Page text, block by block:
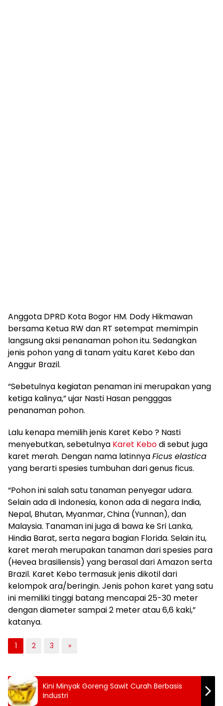
Anggota DPRD Kota Bogor HM. Dody Hikmawan
bersama Ketua RW dan RT setempat memimpin
langsung aksi penanaman pohon itu. Sedangkan
jenis pohon yang di tanam yaitu Karet Kebo dan
Anggur Brazil.
“Sebetulnya kegiatan penaman ini merupakan yang
ketiga kalinya,” ujar Nasti Hasan pengggas
penanaman pohon.
Lalu kenapa memilih jenis Karet Kebo ? Nasti
menyebutkan, sebetulnya Karet Kebodi sebut juga
karet merah. Dengan nama latinnyaFicus elastica
yang berarti spesies tumbuhan dari genus ficus.
“Pohon ini salah satu tanaman penyegar udara.
Selain ada di Indonesia, konon ada di negara India,
Nepal, Bhutan, Myanmar, China (Yunnan), dan
Malaysia. Tanaman ini juga di bawa ke Sri Lanka,
Hindia Barat, serta negara bagian Florida. Selain itu,
karet merah merupakan tanaman dari spesies para
(Hevea brasiliensis) yang berasal dari Amazon serta
Brazil. Karet Kebo termasuk jenis dikotil dari
kelompok ara/beringin. Jenis pohon karet yang satu
ini memiliki tinggi batang mencapai 25-30 meter
dengan diameter sampai 2 meter atau 6,6 kaki,”
katanya.
1 2 3 »
Kini Minyak Goreng Sawit Curah Berbasis
Industri